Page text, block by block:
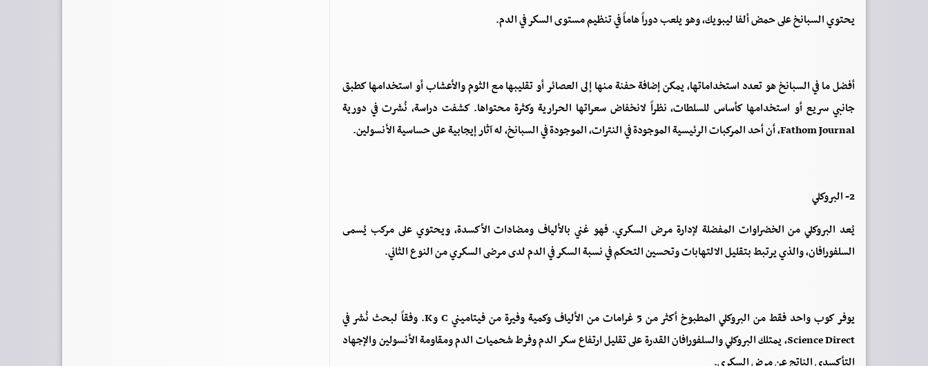
يحتوي السبانخ على حمض ألفا ليبويك، وهو يلعب دوراً هاماً في تنظيم مستوى السكر في الدم.
أفضل ما في السبانخ هو تعدد استخداماتها، يمكن إضافة حفنة منها إلى العصائر أو تقليبها مع الثوم والأعشاب أو استخدامها كطبق
جانبي سريع أو استخدامها كأساس للسلطات، نظراً لانخفاض سعراتها الحرارية وكثرة محتواها. كشفت دراسة، نُشرت في دورية
Fathom Journal، أن أحد المركبات الرئيسية الموجودة في النترات، الموجودة في السبانخ، له آثار إيجابية على حساسية الأنسولين.
2- البروكلي
يُعد البروكلي من الخضراوات المفضلة لإدارة مرض السكري. فهو غني بالألياف ومضادات الأكسدة، ويحتوي على مركب يُسمى
السلفورافان، والذي يرتبط بتقليل الالتهابات وتحسين التحكم في نسبة السكر في الدم لدى مرضى السكري من النوع الثاني.
يوفر كوب واحد فقط من البروكلي المطبوخ أكثر من 5 غرامات من الألياف وكمية وفيرة من فيتاميني C وK. وفقاً لبحث نُشر في
Science Direct، يمتلك البروكلي والسلفورافان القدرة على تقليل ارتفاع سكر الدم وفرط شحميات الدم ومقاومة الأنسولين والإجهاد